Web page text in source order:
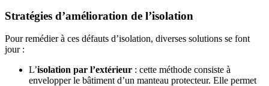
Stratégies d’amélioration de l’isolation
Pour remédier à ces défauts d’isolation, diverses solutions se font
jour :
L’isolation par l’extérieur : cette méthode consiste à
envelopper le bâtiment d’un manteau protecteur. Elle permet